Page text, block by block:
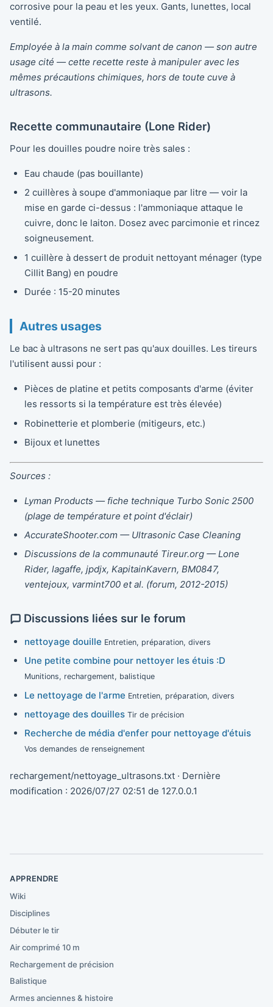
corrosive pour la peau et les yeux. Gants, lunettes, local
ventilé.
Employée à la main comme solvant de canon — son autre
usage cité — cette recette reste à manipuler avec les
mêmes précautions chimiques, hors de toute cuve à
ultrasons.
Recette communautaire (Lone Rider)
Pour les douilles poudre noire très sales :
Eau chaude (pas bouillante)
2 cuillères à soupe d'ammoniaque par litre — voir la
mise en garde ci-dessus : l'ammoniaque attaque le
cuivre, donc le laiton. Dosez avec parcimonie et rincez
soigneusement.
1 cuillère à dessert de produit nettoyant ménager (type
Cillit Bang) en poudre
Durée : 15-20 minutes
Autres usages
Le bac à ultrasons ne sert pas qu'aux douilles. Les tireurs
l'utilisent aussi pour :
Pièces de platine et petits composants d'arme (éviter
les ressorts si la température est très élevée)
Robinetterie et plomberie (mitigeurs, etc.)
Bijoux et lunettes
Sources :
Lyman Products — fiche technique Turbo Sonic 2500
(plage de température et point d'éclair)
AccurateShooter.com — Ultrasonic Case Cleaning
Discussions de la communauté Tireur.org — Lone
Rider, lagaffe, jpdjx, KapitainKavern, BM0847,
ventejoux, varmint700 et al. (forum, 2012-2015)
Discussions liées sur le forum
nettoyage douille Entretien, préparation, divers
Une petite combine pour nettoyer les étuis :D
Munitions, rechargement, balistique
Le nettoyage de l'arme Entretien, préparation, divers
nettoyage des douilles Tir de précision
Recherche de média d'enfer pour nettoyage d'étuis
Vos demandes de renseignement
rechargement/nettoyage_ultrasons.txt · Dernière
modification : 2026/07/27 02:51 de 127.0.0.1
APPRENDRE
Wiki
Disciplines
Débuter le tir
Air comprimé 10 m
Rechargement de précision
Balistique
Armes anciennes & histoire